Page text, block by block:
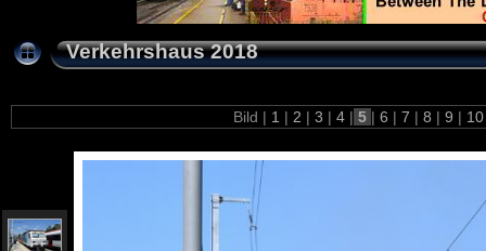
Verkehrshaus 2018
Bild | 1 | 2 | 3 | 4 | 5 | 6 | 7 | 8 | 9 |